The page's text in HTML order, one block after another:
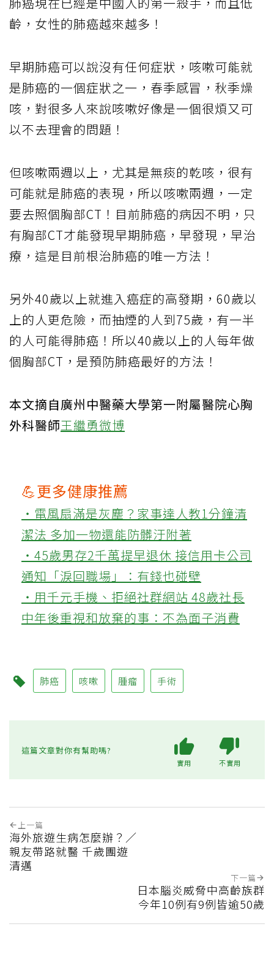
齡，女性的肺癌越來越多！
早期肺癌可以說沒有任何症狀，咳嗽可能就
是肺癌的一個症狀之一，春季感冒，秋季燥
咳，對很多人來說咳嗽好像是一個很煩又可
以不去理會的問題！
但咳嗽兩週以上，尤其是無痰的乾咳，很有
可能就是肺癌的表現，所以咳嗽兩週，一定
要去照個胸部CT！目前肺癌的病因不明，只
有胸部CT才能發現早期肺癌，早發現，早治
療，這是目前根治肺癌的唯一方法！
另外40歲以上就進入癌症的高發期，60歲以
上的人更危險，而抽煙的人到75歲，有一半
的人可能得肺癌！所以40歲以上的人每年做
個胸部CT，是預防肺癌最好的方法！
本文摘自廣州中醫藥大學第一附屬醫院心胸
外科醫師王繼勇微博
💪更多健康推薦
‧電風扇滿是灰塵？家事達人教1分鐘清
潔法 多加一物還能防髒汙附著
‧45歲男存2千萬提早退休 接信用卡公司
通知「淚回職場」：有錢也碰壁
‧用千元手機、拒絕社群網站 48歲社長
中年後重視和放棄的事：不為面子消費
肺癌 咳嗽 腫瘤 手術
這篇文章對你有幫助嗎?
實用 不實用
上一篇
海外旅遊生病怎麼辦？／
親友帶路就醫 千歲團遊
清邁
下一篇
日本腦炎威脅中高齡族群
今年10例有9例皆逾50歲